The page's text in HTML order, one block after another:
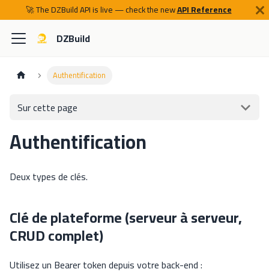
🚀 The DZBuild API is live — check the newAPI Reference
DZBuild
Authentification
Sur cette page
Authentification
Deux types de clés.
Clé de plateforme (serveur à serveur,
CRUD complet)
Utilisez un Bearer token depuis votre back-end :